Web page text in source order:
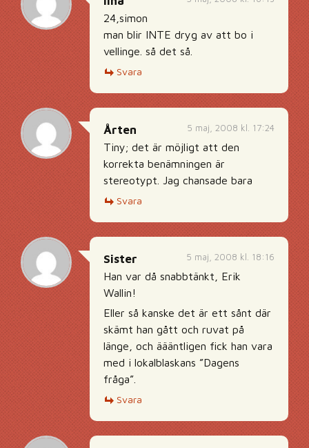
24,simon
man blir INTE dryg av att bo i
vellinge. så det så.
Svara
5 maj, 2008 kl. 17:24
Årten
Tiny; det är möjligt att den
korrekta benämningen är
stereotypt. Jag chansade bara
Svara
5 maj, 2008 kl. 18:16
Sister
Han var då snabbtänkt, Erik
Wallin!
Eller så kanske det är ett sånt där
skämt han gått och ruvat på
länge, och äääntligen fick han vara
med i lokalblaskans ”Dagens
fråga”.
Svara